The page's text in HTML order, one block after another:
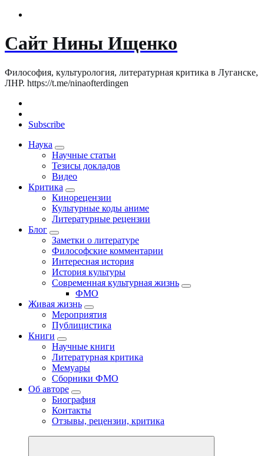
Сайт Нины Ищенко
Философия, культурология, литературная критика в Луганске,
ЛНР. https://t.me/ninaofterdingen
Subscribe
Наука
Научные статьи
Тезисы докладов
Видео
Критика
Кинорецензии
Культурные коды аниме
Литературные рецензии
Блог
Заметки о литературе
Философские комментарии
Интересная история
История культуры
Современная культурная жизнь
ФМО
Живая жизнь
Мероприятия
Публицистика
Книги
Научные книги
Литературная критика
Мемуары
Сборники ФМО
Об авторе
Биография
Контакты
Отзывы, рецензии, критика